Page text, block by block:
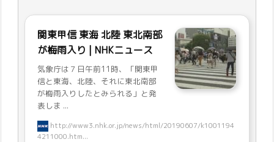
関東甲信 東海 北陸 東北南部
が梅雨入り | NHKニュース
気象庁は７日午前11時、「関東甲
信と東海、北陸、それに東北南部
が梅雨入りしたとみられる」と発
表しま ...
http://www3.nhk.or.jp/news/html/20190607/k1001194
4211000.htm...